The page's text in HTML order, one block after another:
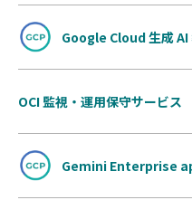
Google Cloud 生成 AI
OCI 監視・運用保守サービス
Gemini Enterprise